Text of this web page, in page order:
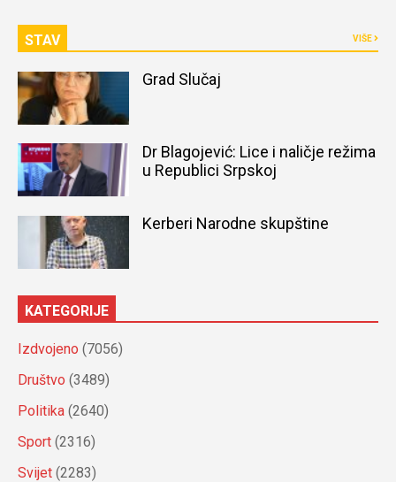
STAV VIŠE
Grad Slučaj
Dr Blagojević: Lice i naličje režima
u Republici Srpskoj
Kerberi Narodne skupštine
KATEGORIJE
Izdvojeno (7056)
Društvo (3489)
Politika (2640)
Sport (2316)
Svijet (2283)